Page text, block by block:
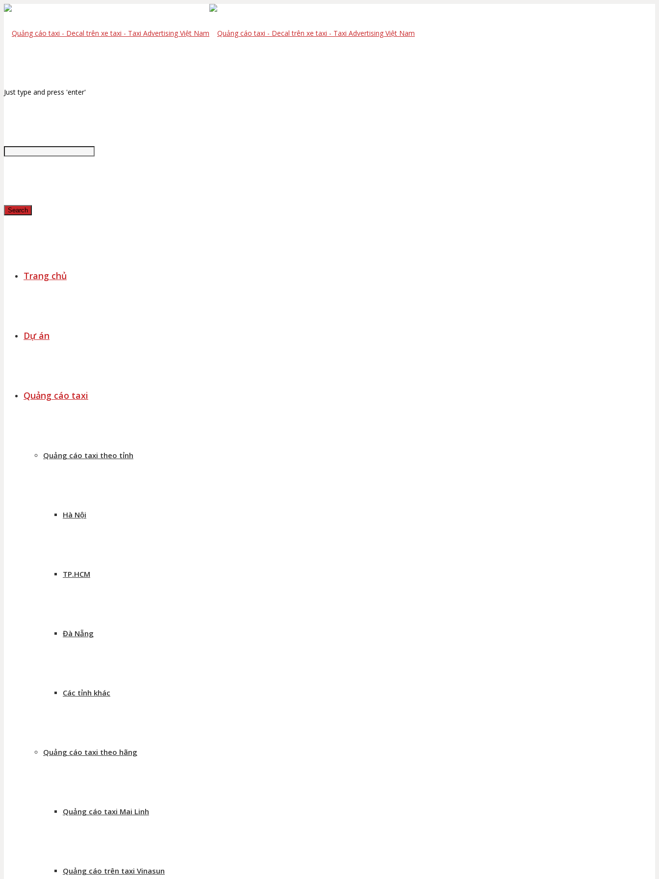
Just type and press 'enter'
Search
Trang chủ
Dự án
Quảng cáo taxi
Quảng cáo taxi theo tỉnh
Hà Nội
TP.HCM
Đà Nẵng
Các tỉnh khác
Quảng cáo taxi theo hãng
Quảng cáo taxi Mai Linh
Quảng cáo trên taxi Vinasun